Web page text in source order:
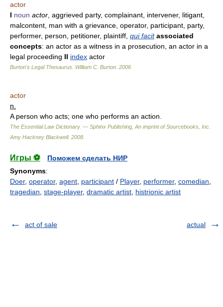
actor
I noun actor , aggrieved party, complainant, intervener, litigant,
malcontent, man with a grievance, operator, participant, party,
performer, person, petitioner, plaintiff, qui facit associated
concepts: an actor as a witness in a prosecution, an actor in a
legal proceeding II index actor
Burton's Legal Thesaurus. William C. Burton 2006
actor
n.
A person who acts; one who performs an action.
The Essential Law Dictionary. — Sphinx Publishing, An imprint of Sourcebooks, Inc.
Amy Hackney Blackwell. 2008
Игры ⚽
Поможем сделать НИР
Synonyms:
Doer, operator, agent participant / Player, performer, comedian
tragedian stage-player, dramatic artist histrionic artist
act of sale actual